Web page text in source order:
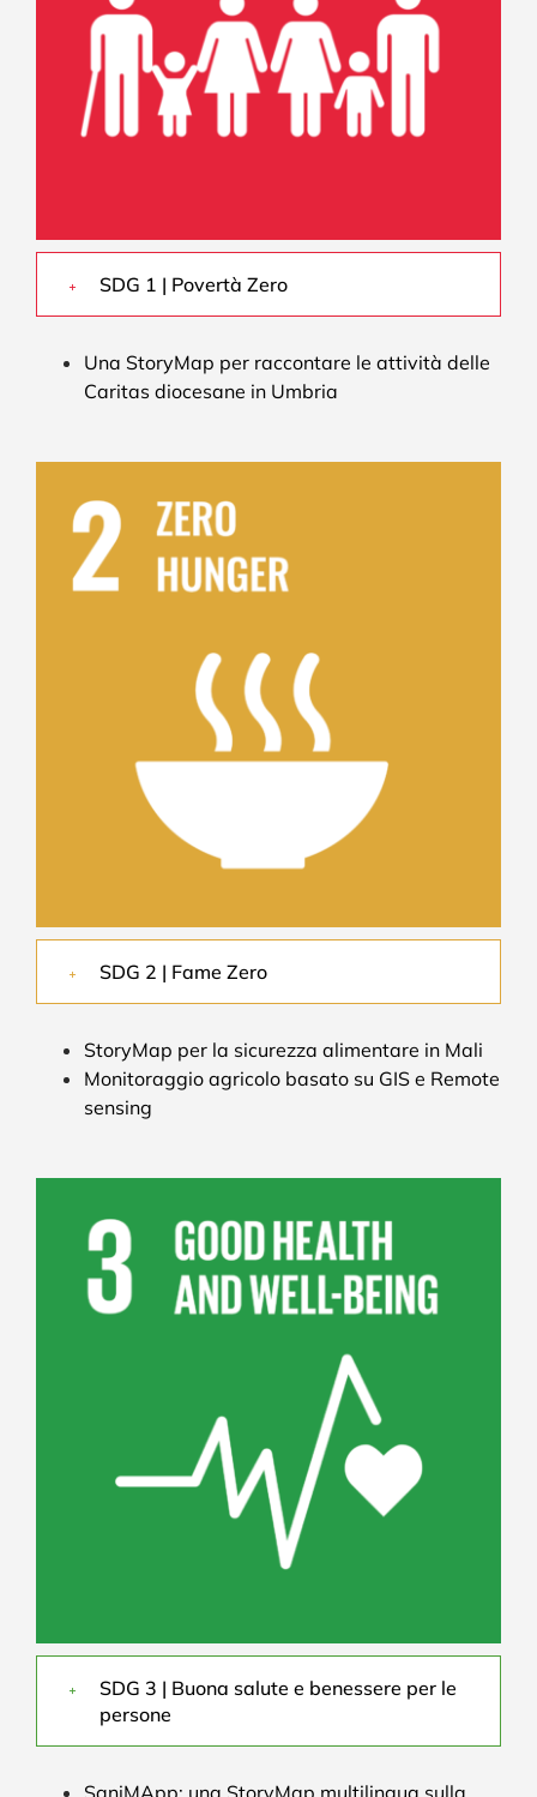
SDG 1 | Povertà Zero
Una StoryMap per raccontare le attività delle
Caritas diocesane in Umbria
SDG 2 | Fame Zero
StoryMap per la sicurezza alimentare in Mali
Monitoraggio agricolo basato su GIS e Remote
sensing
SDG 3 | Buona salute e benessere per le
persone